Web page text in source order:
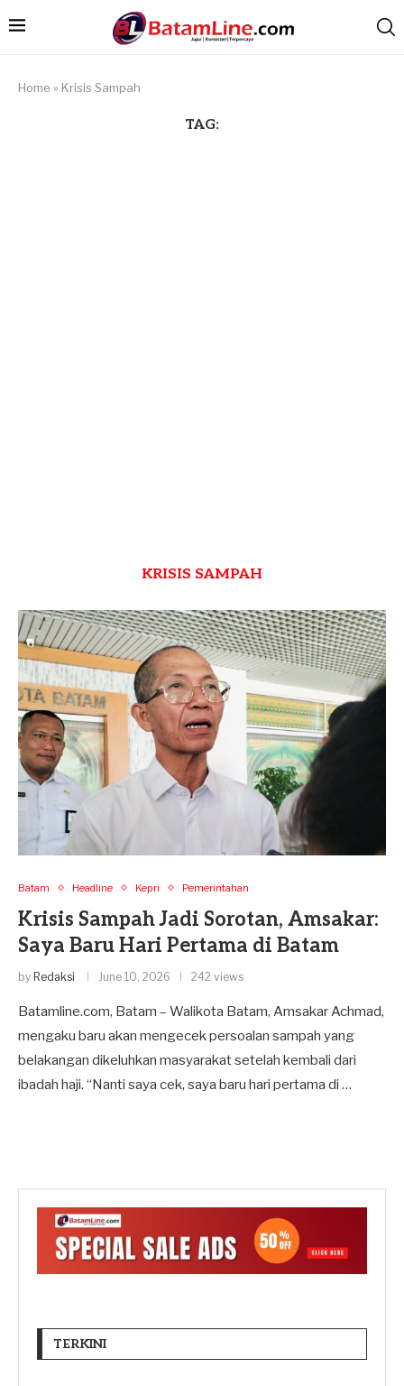
Home » Krisis Sampah
TAG:
KRISIS SAMPAH
Batam Headline Kepri Pemerintahan
Krisis Sampah Jadi Sorotan, Amsakar:
Saya Baru Hari Pertama di Batam
by Redaksi June 10, 2026 242 views
Batamline.com, Batam – Walikota Batam, Amsakar Achmad,
mengaku baru akan mengecek persoalan sampah yang
belakangan dikeluhkan masyarakat setelah kembali dari
ibadah haji. “Nanti saya cek, saya baru hari pertama di …
TERKINI